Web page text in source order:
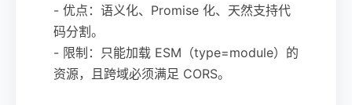
- 优点：语义化、Promise 化、天然支持代
码分割。
- 限制：只能加载 ESM（type=module）的
资源，且跨域必须满足 CORS。